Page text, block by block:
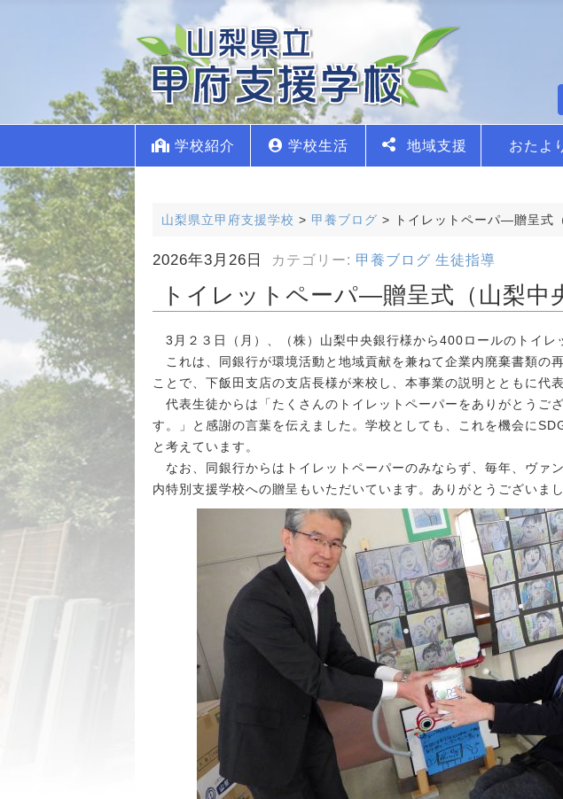
学校紹介 学校生活 地域支援 おたよ
山梨県立甲府支援学校 > 甲養ブログ > トイレットペーパ―贈呈式
2026年3月26日 カテゴリー: 甲養ブログ 生徒指導
トイレットペーパ―贈呈式（山梨中
3月２３日（月）、（株）山梨中央銀行様から400ロールのトイレ
これは、同銀行が環境活動と地域貢献を兼ねて企業内廃棄書類の
ことで、下飯田支店の支店長様が来校し、本事業の説明とともに代
代表生徒からは「たくさんのトイレットペーパーをありがとうご
す。」と感謝の言葉を伝えました。学校としても、これを機会に
と考えています。
なお、同銀行からはトイレットペーパーのみならず、毎年、ヴァ
内特別支援学校への贈呈もいただいています。ありがとうございまし